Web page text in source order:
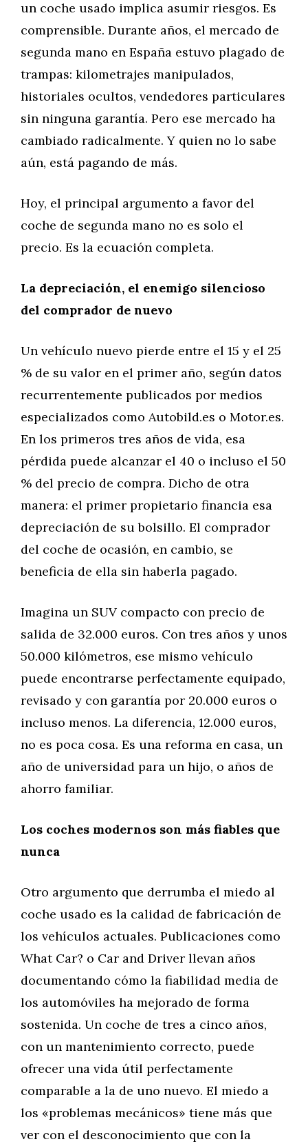
un coche usado implica asumir riesgos. Es
comprensible. Durante años, el mercado de
segunda mano en España estuvo plagado de
trampas: kilometrajes manipulados,
historiales ocultos, vendedores particulares
sin ninguna garantía. Pero ese mercado ha
cambiado radicalmente. Y quien no lo sabe
aún, está pagando de más.
Hoy, el principal argumento a favor del
coche de segunda mano no es solo el
precio. Es la ecuación completa.
La depreciación, el enemigo silencioso
del comprador de nuevo
Un vehículo nuevo pierde entre el 15 y el 25
% de su valor en el primer año, según datos
recurrentemente publicados por medios
especializados como Autobild.es o Motor.es.
En los primeros tres años de vida, esa
pérdida puede alcanzar el 40 o incluso el 50
% del precio de compra. Dicho de otra
manera: el primer propietario financia esa
depreciación de su bolsillo. El comprador
del coche de ocasión, en cambio, se
beneficia de ella sin haberla pagado.
Imagina un SUV compacto con precio de
salida de 32.000 euros. Con tres años y unos
50.000 kilómetros, ese mismo vehículo
puede encontrarse perfectamente equipado,
revisado y con garantía por 20.000 euros o
incluso menos. La diferencia, 12.000 euros,
no es poca cosa. Es una reforma en casa, un
año de universidad para un hijo, o años de
ahorro familiar.
Los coches modernos son más fiables que
nunca
Otro argumento que derrumba el miedo al
coche usado es la calidad de fabricación de
los vehículos actuales. Publicaciones como
What Car? o Car and Driver llevan años
documentando cómo la fiabilidad media de
los automóviles ha mejorado de forma
sostenida. Un coche de tres a cinco años,
con un mantenimiento correcto, puede
ofrecer una vida útil perfectamente
comparable a la de uno nuevo. El miedo a
los «problemas mecánicos» tiene más que
ver con el desconocimiento que con la